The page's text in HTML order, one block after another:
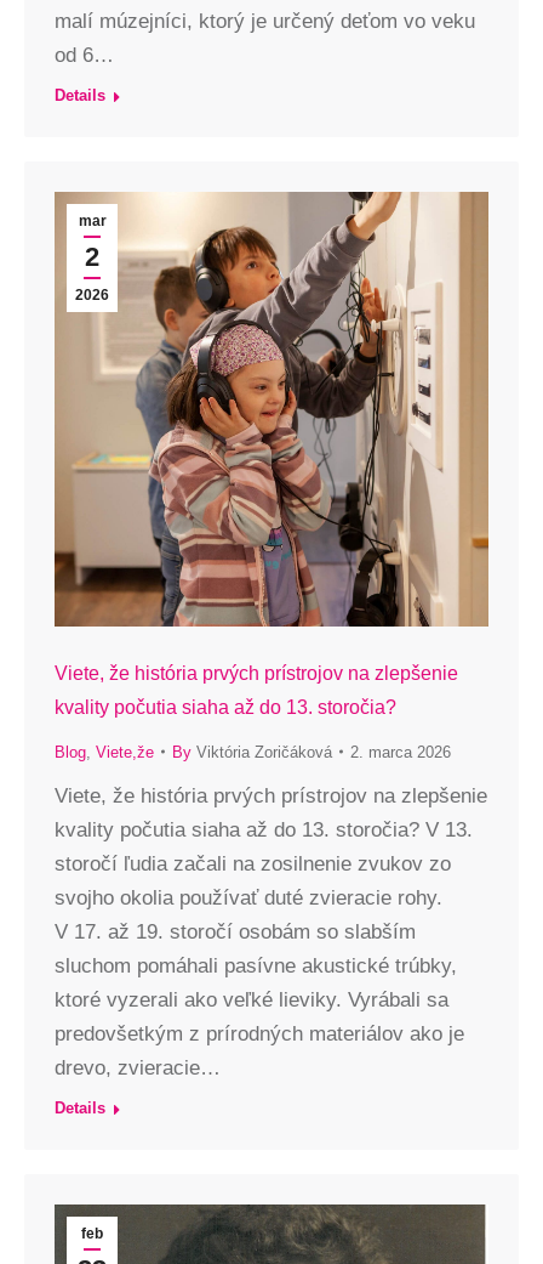
malí múzejníci, ktorý je určený deťom vo veku
od 6…
Details
mar
2
2026
Viete, že história prvých prístrojov na zlepšenie
kvality počutia siaha až do 13. storočia?
Blog Viete,že By Viktória Zoričáková 2. marca 2026
Viete, že história prvých prístrojov na zlepšenie
kvality počutia siaha až do 13. storočia? V 13.
storočí ľudia začali na zosilnenie zvukov zo
svojho okolia používať duté zvieracie rohy.
V 17. až 19. storočí osobám so slabším
sluchom pomáhali pasívne akustické trúbky,
ktoré vyzerali ako veľké lieviky. Vyrábali sa
predovšetkým z prírodných materiálov ako je
drevo, zvieracie…
Details
feb